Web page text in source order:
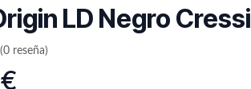
LD Negro Cressi
(0 reseña)
€